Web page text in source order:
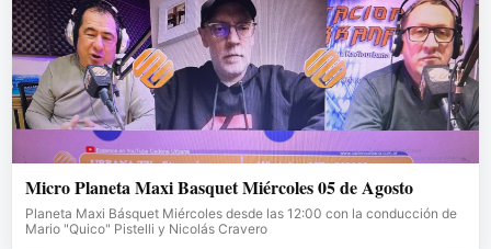
Micro Planeta Maxi Basquet Miércoles 05 de Agosto
Planeta Maxi Básquet Miércoles desde las 12:00 con la conducción de
Mario "Quico" Pistelli y Nicolás Cravero